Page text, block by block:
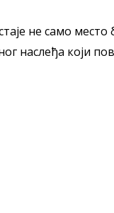
не само место
наслеђа који